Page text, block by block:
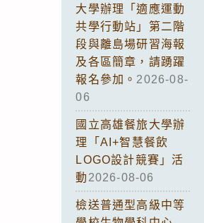
大學辦理「適應運動
共學行動站」第二階
段與離島場研習海報
及各區簡章，請踴躍
報名參加。 2026-08-
06
國立高雄餐旅大學辦
理「AI+智慧餐飲
LOGO設計競賽」活
動 2026-08-06
檢送普通型高級中等